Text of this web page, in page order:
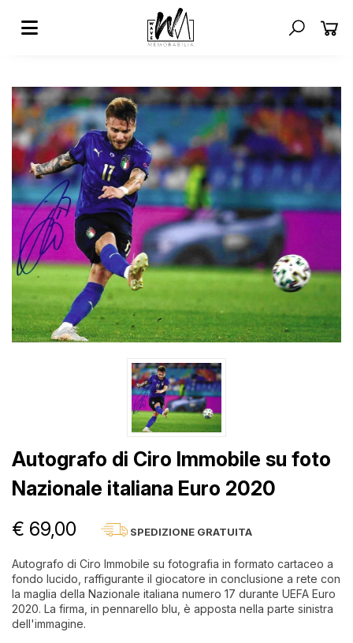
Autografo di Ciro Immobile su foto
Nazionale italiana Euro 2020
€ 69,00 SPEDIZIONE GRATUITA
Autografo di Ciro Immobile su fotografia in formato cartaceo a
fondo lucido, raffigurante il giocatore in conclusione a rete con
la maglia della Nazionale italiana numero 17 durante UEFA Euro
2020. La firma, in pennarello blu, è apposta nella parte sinistra
dell'immagine.